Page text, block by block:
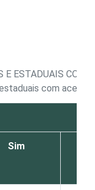
E ESTADUAIS
com
Sim